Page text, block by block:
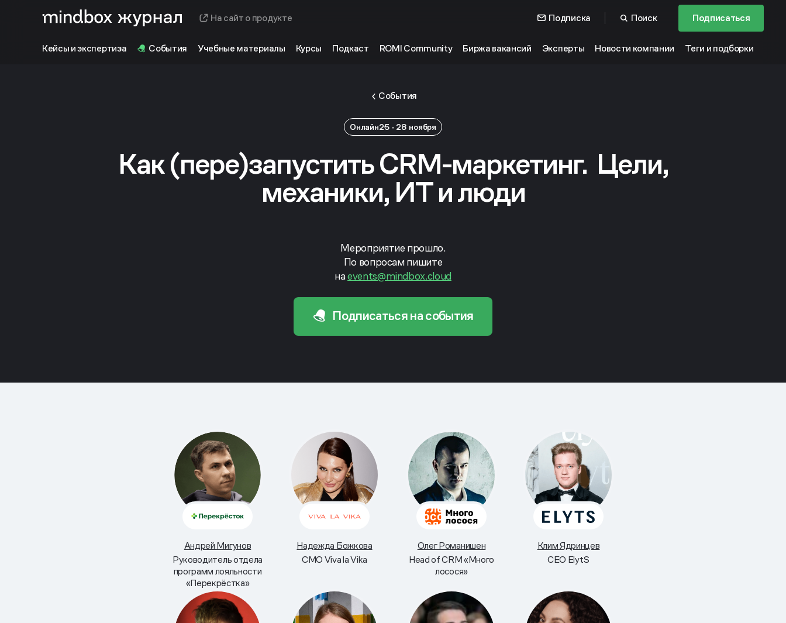
На сайт о продукте Подписка Поиск Подписаться
Кейсы и экспертиза События Учебные материалы Курсы Подкаст ROMI Community Биржа вакансий Эксперты Новости компании Теги и подборки
События
Онлайн25 - 28 ноября
Как (пере)запустить CRM-маркетинг. Цели,
механики, ИТ и люди
Мероприятие прошло.
По вопросам пишите
наevents@mindbox.cloud
Подписаться на события
Андрей Мигунов
Руководитель отдела
программ лояльности
«Перекрёстка»
Надежда Божкова
CMO Viva la Vika
Олег Романишен
Head of CRM «Много
лосося»
Клим Ядринцев
CEO ElytS